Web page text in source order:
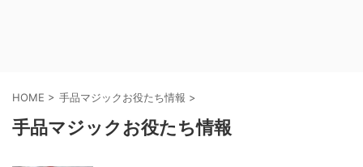
HOME > 手品マジックお役たち情報 >
手品マジックお役たち情報